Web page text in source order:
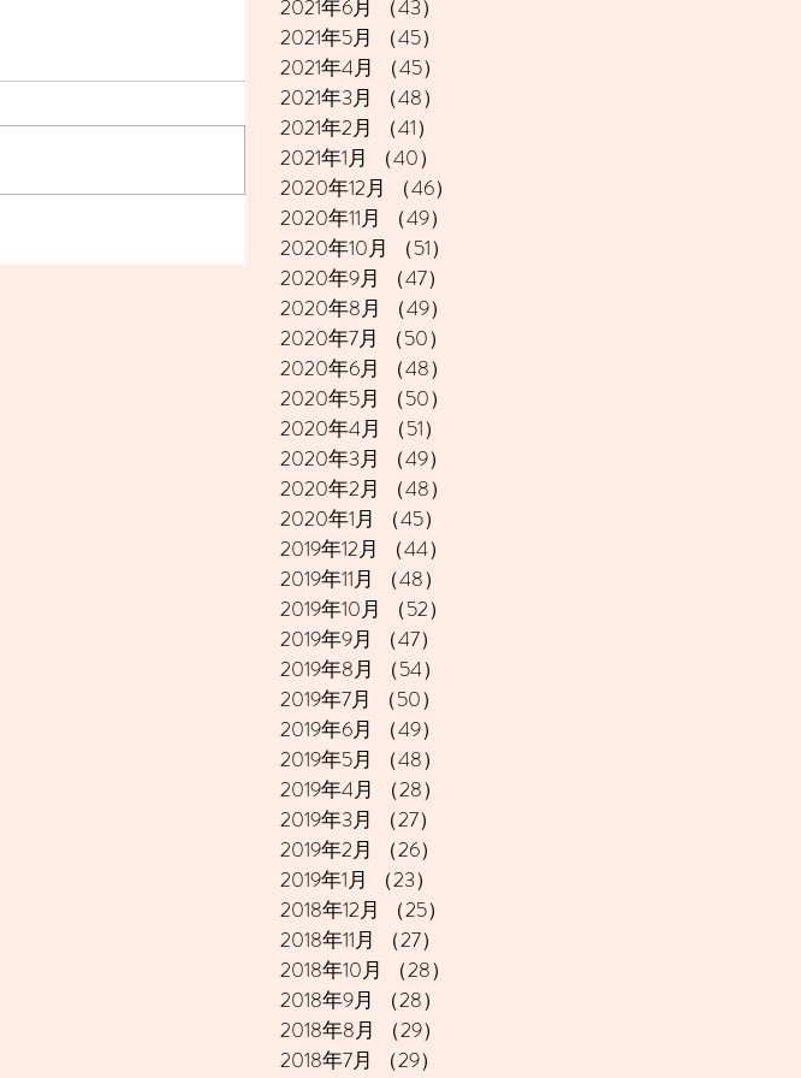
2021年6月
（43）
2021年5月
（45）
2021年4月
（45）
2021年3月
（48）
2021年2月
（41）
2021年1月
（40）
2020年12月
（46）
2020年11月
（49）
2020年10月
（51）
2020年9月
（47）
2020年8月
（49）
2020年7月
（50）
2020年6月
（48）
2020年5月
（50）
2020年4月
（51）
2020年3月
（49）
2020年2月
（48）
2020年1月
（45）
2019年12月
（44）
2019年11月
（48）
2019年10月
（52）
2019年9月
（47）
2019年8月
（54）
2019年7月
（50）
2019年6月
（49）
2019年5月
（48）
2019年4月
（28）
2019年3月
（27）
2019年2月
（26）
2019年1月
（23）
2018年12月
（25）
2018年11月
（27）
2018年10月
（28）
2018年9月
（28）
2018年8月
（29）
2018年7月
（29）